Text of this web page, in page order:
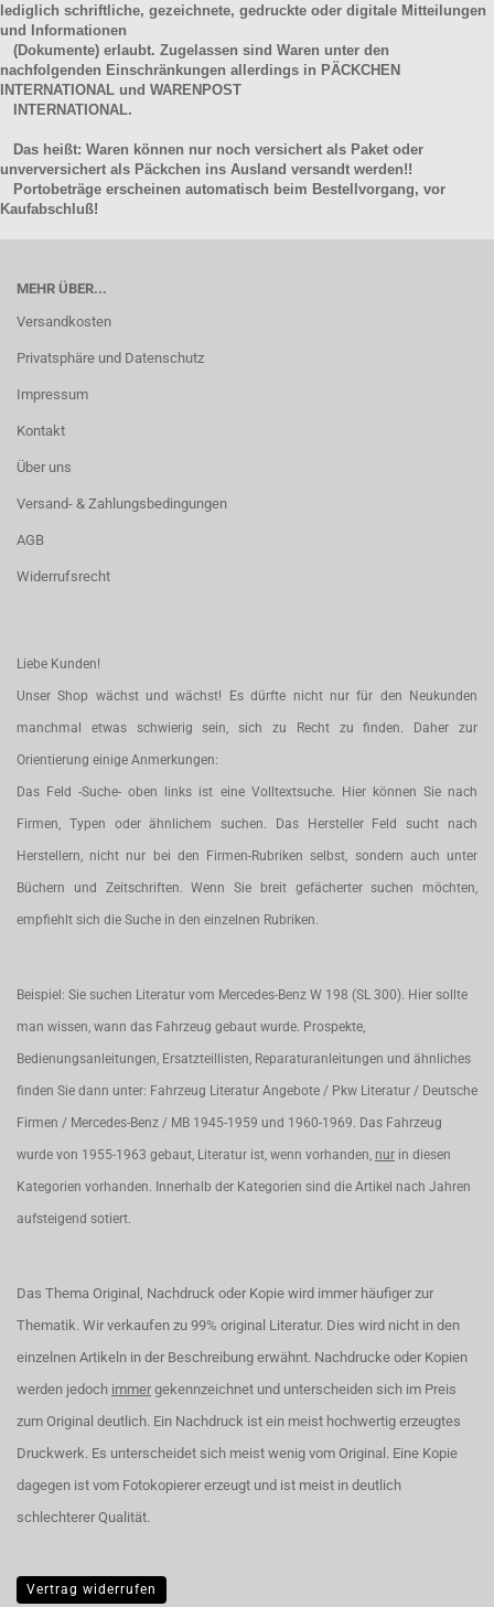
lediglich schriftliche, gezeichnete, gedruckte oder digitale Mitteilungen
und Informationen
(Dokumente) erlaubt. Zugelassen sind Waren unter den
nachfolgenden Einschränkungen allerdings in PÄCKCHEN
INTERNATIONAL und WARENPOST
INTERNATIONAL.
Das heißt: Waren können nur noch versichert als Paket oder
unverversichert als Päckchen ins Ausland versandt werden!!
Portobeträge erscheinen automatisch beim Bestellvorgang, vor
Kaufabschluß!
MEHR ÜBER...
Versandkosten
Privatsphäre und Datenschutz
Impressum
Kontakt
Über uns
Versand- & Zahlungsbedingungen
AGB
Widerrufsrecht
Liebe Kunden!
Unser Shop wächst und wächst! Es dürfte nicht nur für den Neukunden
manchmal etwas schwierig sein, sich zu Recht zu finden. Daher zur
Orientierung einige Anmerkungen:
Das Feld -Suche- oben links ist eine Volltextsuche. Hier können Sie nach
Firmen, Typen oder ähnlichem suchen. Das Hersteller Feld sucht nach
Herstellern, nicht nur bei den Firmen-Rubriken selbst, sondern auch unter
Büchern und Zeitschriften. Wenn Sie breit gefächerter suchen möchten,
empfiehlt sich die Suche in den einzelnen Rubriken.
Beispiel: Sie suchen Literatur vom Mercedes-Benz W 198 (SL 300). Hier sollte
man wissen, wann das Fahrzeug gebaut wurde. Prospekte,
Bedienungsanleitungen, Ersatzteillisten, Reparaturanleitungen und ähnliches
finden Sie dann unter: Fahrzeug Literatur Angebote / Pkw Literatur / Deutsche
Firmen / Mercedes-Benz / MB 1945-1959 und 1960-1969. Das Fahrzeug
wurde von 1955-1963 gebaut, Literatur ist, wenn vorhanden, nur in diesen
Kategorien vorhanden. Innerhalb der Kategorien sind die Artikel nach Jahren
aufsteigend sotiert.
Das Thema Original, Nachdruck oder Kopie wird immer häufiger zur
Thematik. Wir verkaufen zu 99% original Literatur. Dies wird nicht in den
einzelnen Artikeln in der Beschreibung erwähnt. Nachdrucke oder Kopien
werden jedoch immer gekennzeichnet und unterscheiden sich im Preis
zum Original deutlich. Ein Nachdruck ist ein meist hochwertig erzeugtes
Druckwerk. Es unterscheidet sich meist wenig vom Original. Eine Kopie
dagegen ist vom Fotokopierer erzeugt und ist meist in deutlich
schlechterer Qualität.
Vertrag widerrufen